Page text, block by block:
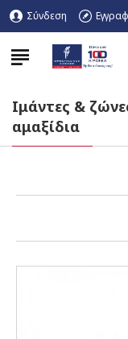
Σύνδεση
Ιμάντες &
αμαξίδια